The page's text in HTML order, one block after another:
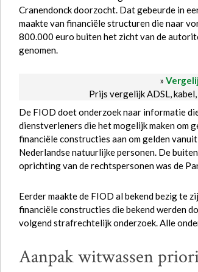
Cranendonck doorzocht. Dat gebeurde in
maakte van financiële structuren die naar
800.000 euro buiten het zicht van de
genomen.
»
Prijs vergelijk ADSL,
De FIOD doet onderzoek naar informatie
dienstverleners die het mogelijk maken om
financiële constructies aan om gelden
Nederlandse natuurlijke personen. De
oprichting van de rechtspersonen was de
Eerder maakte de FIOD al bekend bezig te
financiële constructies die bekend werden
volgend strafrechtelijk onderzoek. Alle
Aanpak witwassen